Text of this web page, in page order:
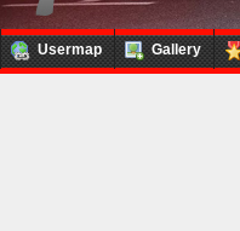
Usermap Gallery